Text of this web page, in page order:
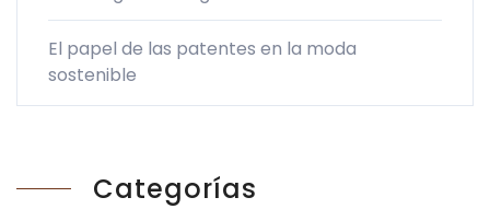
El papel de las patentes en la moda
sostenible
Categorías